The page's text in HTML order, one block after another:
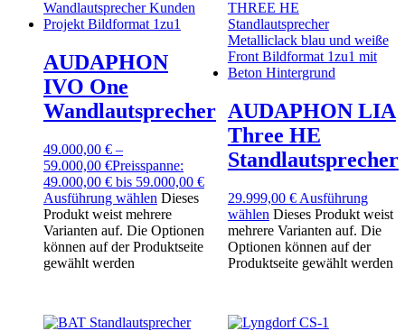
AUDAPHON
IVO One
Wandlautsprecher
49.000,00 € –
59.000,00 €Preisspanne:
49.000,00 € bis 59.000,00 €
Ausführung wählen Dieses
Produkt weist mehrere
Varianten auf. Die Optionen
können auf der Produktseite
gewählt werden
AUDAPHON LIA
Three HE
Standlautsprecher
29.999,00 € Ausführung
wählen Dieses Produkt weist
mehrere Varianten auf. Die
Optionen können auf der
Produktseite gewählt werden